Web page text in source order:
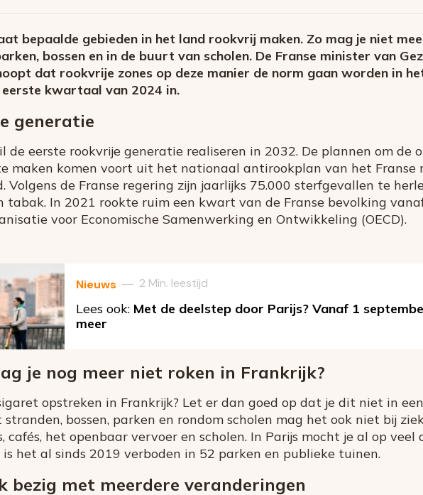
bepaalde gebieden in het land rookvrij maken. Zo mag je niet
bossen en in de buurt van scholen. De Franse minister van
dat rookvrije zones op deze manier de norm gaan worden in
kwartaal van 2024 in.
generatie
de eerste rookvrije generatie realiseren in 2032. De plannen om de
maken komen voort uit het nationaal antirookplan van het Franse
Volgens de Franse regering zijn jaarlijks 75.000 sterfgevallen te
tabak. In 2021 rookte ruim een kwart van de Franse bevolking
voor Economische Samenwerking en Ontwikkeling (OECD).
Nieuws — 2 Min. leestijd
Lees ook: Met de deelstep door Parijs? Vanaf 1
meer
je nog meer niet roken in Frankrijk?
opstreken in Frankrijk? Let er dan goed op dat je dit niet in
stranden, bossen, parken en rondom scholen mag het ook niet bij
cafés, het openbaar vervoer en scholen. In Parijs mocht je al op
is het al sinds 2019 verboden in 52 parken en publieke tuinen.
bezig met meerdere veranderingen